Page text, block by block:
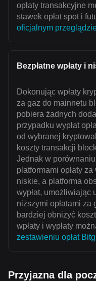
opłaty transakcyjne
stawek opłat spot i
oficjalnym
Bezpłatne wpłaty i
Dokonując wpłaty
za gaz do mainnetu
pobiera żadnych
przypadku wypłat
od wybranej
koszty transakcji
Jednak w
platformami opłaty
niskie, a platforma
wypłat, umożliwiając
niższymi opłatami za
bardziej obniżyć
wpłaty i wypłaty
zestawieniu opłat
Przyjazna dla